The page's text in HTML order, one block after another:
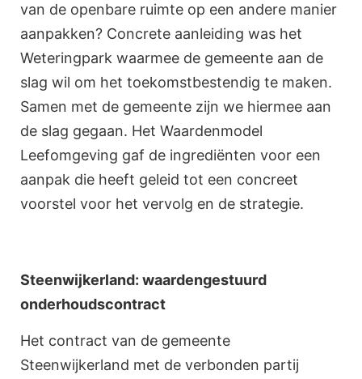
van de openbare ruimte op een andere manier
aanpakken? Concrete aanleiding was het
Weteringpark waarmee de gemeente aan de
slag wil om het toekomstbestendig te maken.
Samen met de gemeente zijn we hiermee aan
de slag gegaan. Het Waardenmodel
Leefomgeving gaf de ingrediënten voor een
aanpak die heeft geleid tot een concreet
voorstel voor het vervolg en de strategie.
Steenwijkerland: waardengestuurd
onderhoudscontract
Het contract van de gemeente
Steenwijkerland met de verbonden partij